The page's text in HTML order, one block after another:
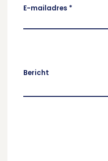
E-mailadres *
Bericht